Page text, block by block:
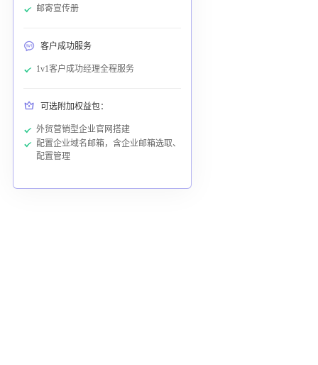
邮寄宣传册
客户成功服务
1v1客户成功经理全程服务
可选附加权益包：
外贸营销型企业官网搭建
配置企业域名邮箱，含企业邮箱选取、
配置管理